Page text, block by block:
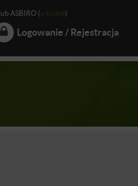
ASBIRO ( o klubie)
Logowanie / Rejestracja